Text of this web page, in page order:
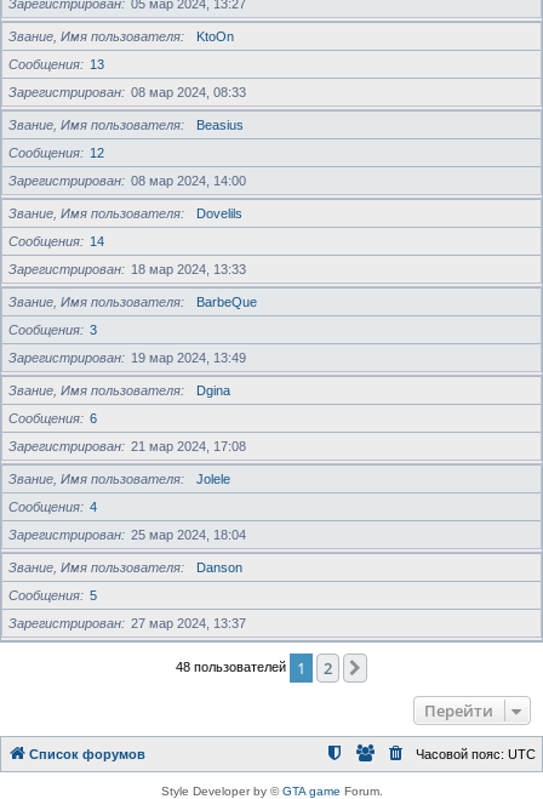
Зарегистрирован
05 мар 2024, 13:27
Звание, Имя пользователя
KtoOn
Сообщения
13
Зарегистрирован
08 мар 2024, 08:33
Звание, Имя пользователя
Beasius
Сообщения
12
Зарегистрирован
08 мар 2024, 14:00
Звание, Имя пользователя
Dovelils
Сообщения
14
Зарегистрирован
18 мар 2024, 13:33
Звание, Имя пользователя
BarbeQue
Сообщения
3
Зарегистрирован
19 мар 2024, 13:49
Звание, Имя пользователя
Dgina
Сообщения
6
Зарегистрирован
21 мар 2024, 17:08
Звание, Имя пользователя
Jolele
Сообщения
4
Зарегистрирован
25 мар 2024, 18:04
Звание, Имя пользователя
Danson
Сообщения
5
Зарегистрирован
27 мар 2024, 13:37
48 пользователей 1 2
Перейти
Список форумов Часовой пояс: UTC
Style Developer by ©GTA game Forum.